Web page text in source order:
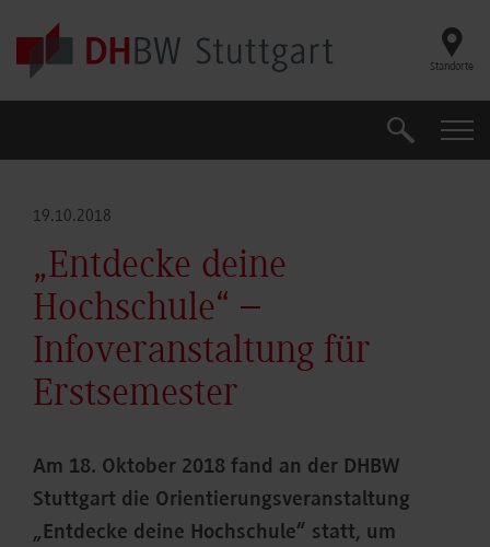
Skip to main content
Standorte
Suche
19.10.2018
„Entdecke deine
Hochschule“ –
Infoveranstaltung für
Erstsemester
Am 18. Oktober 2018 fand an der DHBW
Stuttgart die Orientierungsveranstaltung
„Entdecke deine Hochschule“ statt, um